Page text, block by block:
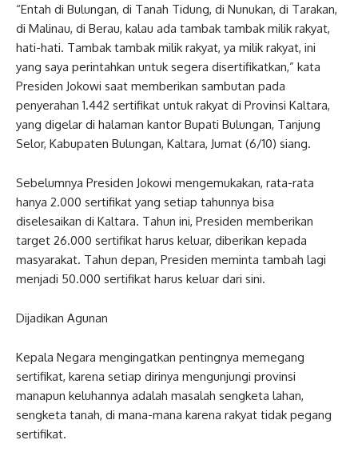
“Entah di Bulungan, di Tanah Tidung, di Nunukan, di Tarakan,
di Malinau, di Berau, kalau ada tambak tambak milik rakyat,
hati-hati. Tambak tambak milik rakyat, ya milik rakyat, ini
yang saya perintahkan untuk segera disertifikatkan,” kata
Presiden Jokowi saat memberikan sambutan pada
penyerahan 1.442 sertifikat untuk rakyat di Provinsi Kaltara,
yang digelar di halaman kantor Bupati Bulungan, Tanjung
Selor, Kabupaten Bulungan, Kaltara, Jumat (6/10) siang.
Sebelumnya Presiden Jokowi mengemukakan, rata-rata
hanya 2.000 sertifikat yang setiap tahunnya bisa
diselesaikan di Kaltara. Tahun ini, Presiden memberikan
target 26.000 sertifikat harus keluar, diberikan kepada
masyarakat. Tahun depan, Presiden meminta tambah lagi
menjadi 50.000 sertifikat harus keluar dari sini.
Dijadikan Agunan
Kepala Negara mengingatkan pentingnya memegang
sertifikat, karena setiap dirinya mengunjungi provinsi
manapun keluhannya adalah masalah sengketa lahan,
sengketa tanah, di mana-mana karena rakyat tidak pegang
sertifikat.